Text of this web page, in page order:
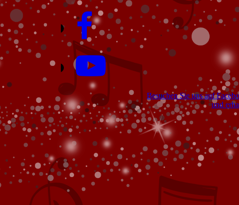
Besuchen Sie uns auf
und